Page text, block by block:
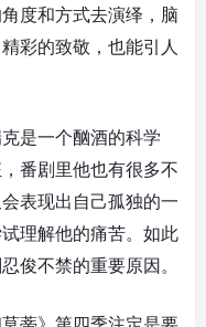
度和方式去演绎，脑
彩的致敬，也能引人
是一个酗酒的科学
番剧里他也有很多不
表现出自己孤独的一
理解他的痛苦。如此
俊不禁的重要原因。